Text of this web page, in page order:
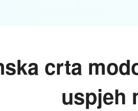
crta
uspjeh